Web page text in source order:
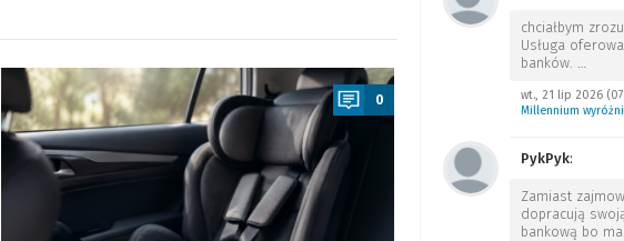
a
0
chciałbym
Usługa
banków. …
wt., 21 lip 2026
Millennium
PykPyk:
Zamiast
dopracują
bankową bo